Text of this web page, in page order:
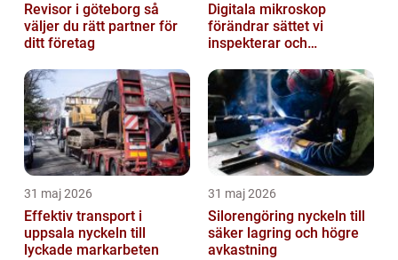
Revisor i göteborg så
väljer du rätt partner för
ditt företag
Digitala mikroskop
förändrar sättet vi
inspekterar och
31 maj 2026
Effektiv transport i
uppsala nyckeln till
lyckade markarbeten
31 maj 2026
Silorengöring nyckeln till
säker lagring och högre
avkastning